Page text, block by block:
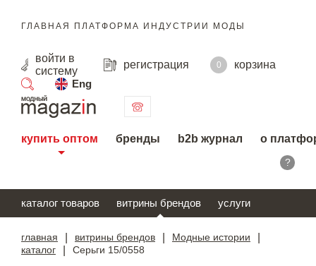
ГЛАВНАЯ ПЛАТФОРМА ИНДУСТРИИ МОДЫ
войти в
систему
регистрация 0
корзина
Eng
поиск
купить оптом бренды b2b журнал о
?
каталог товаров витрины брендов услуги
главная витрины брендов Модные истории
каталог Серьги 15/0558